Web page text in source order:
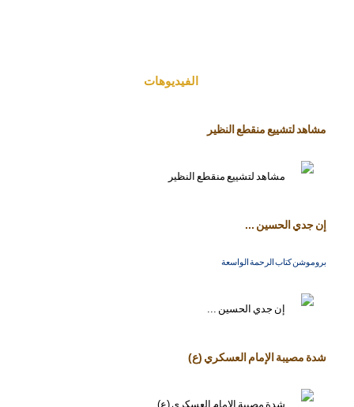
الفیدیوهات
مشاهد لتشييع منقطع النظير
إن جدي الحسين ...
بروموشن كتاب الرحمة الواسعة
شدة مصيبة الإمام العسكري (ع)